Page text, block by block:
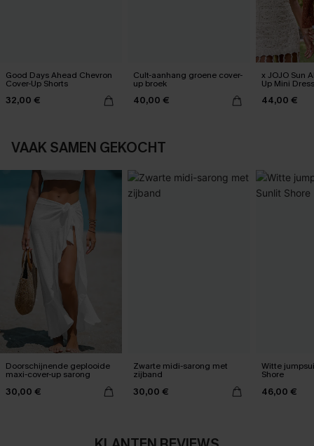
Good Days Ahead Chevron
Cover-Up Shorts
32,00 €
Cult-aanhang groene cover-
up broek
40,00 €
x JOJO Sun
Up Mini Dress
44,00 €
VAAK SAMEN GEKOCHT
Doorschijnende geplooide
maxi-cover-up sarong
30,00 €
Zwarte midi-sarong met
zijband
30,00 €
Witte
Shore
46,00 €